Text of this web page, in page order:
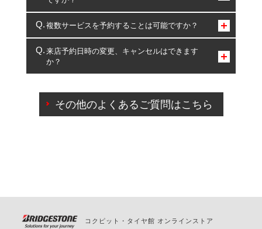
コクピット・タイヤ館のみとなります。
複数サービスを予約することは可能ですか？
複数サービスのご予約は可能です。
一部の商品・サービスの組み合わせに限り、同時にご予約が
出来ないものもございます。
来店予約日時の変更、キャンセルはできます
か？
ご来店予約日の3営業日前を過ぎている場合のご予約
の日時変更につきましては、直接ご予約の店舗まで
その他のよくあるご質問はこちら
コクピット・タイヤ館 オンラインストア